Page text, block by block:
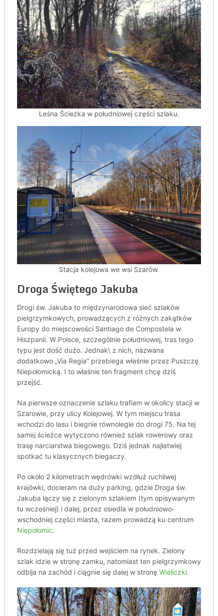
Leśna Ścieżka w południowej części szlaku.
Stacja kolejowa we wsi Szarów.
Droga Świętego Jakuba
Drogi św. Jakuba to międzynarodowa sieć szlaków
pielgrzymkowych, prowadzących z różnych zakątków
Europy do miejscowości Santiago de Compostela w
Hiszpanii. W Polsce, szczególnie południowej, tras tego
typu jest dość dużo. Jednak\ z nich, nazwana
dodatkowo „Via Regia” przebiega właśnie przez Puszczę
Niepołomicką. I to właśnie ten fragment chcę dziś
przejść.
Na pierwsze oznaczenie szlaku trafiam w okolicy stacji w
Szarowie, przy ulicy Kolejowej. W tym miejscu trasa
wchodzi do lasu i biegnie równolegle do drogi 75. Na tej
samej ścieżce wytyczono również szlak rowerowy oraz
trasę narciarstwa biegowego. Dziś jednak najłatwiej
spotkać tu klasycznych biegaczy.
Po około 2 kilometrach wędrówki wzdłuż ruchliwej
krajówki, docieram na duży parking, gdzie Droga św.
Jakuba łączy się z zielonym szlakiem (tym opisywanym
tu wcześniej) i dalej, przez osiedla w południowo-
wschodniej części miasta, razem prowadzą ku centrum
Niepołomic.
Rozdzielają się tuż przed wejściem na rynek. Zielony
szlak idzie w stronę zamku, natomiast ten pielgrzymkowy
odbija na zachód i ciągnie się dalej w stronę Wieliczki.